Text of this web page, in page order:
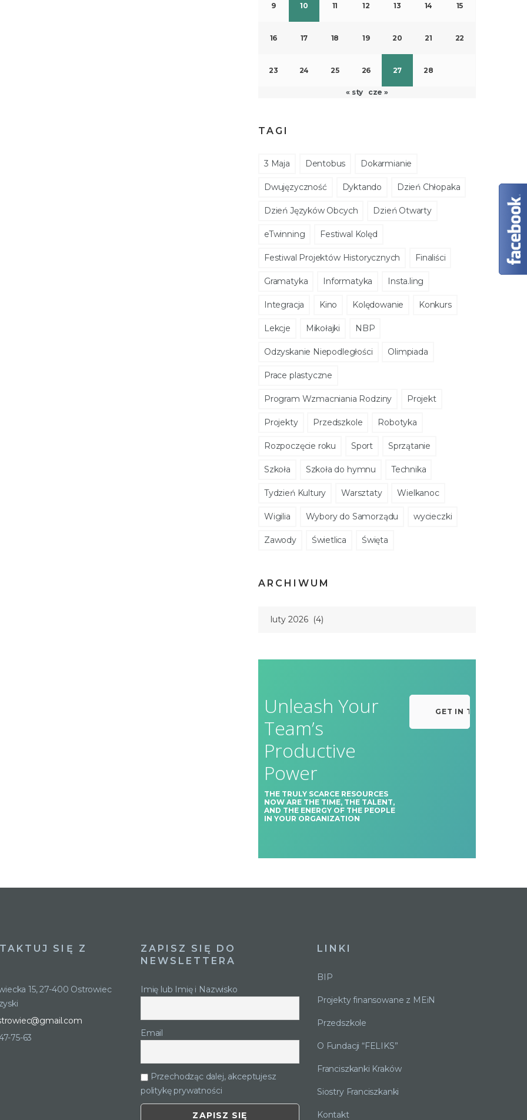
9 10 11 12 13 14 15
16 17 18 19 20 21 22
23 24 25 26 27 28
« sty cze »
TAGI
3 Maja Dentobus Dokarmianie
Dwujęzyczność Dyktando Dzień Chłopaka
Dzień Języków Obcych Dzień Otwarty
eTwinning Festiwal Kolęd
Festiwal Projektów Historycznych Finaliści
Gramatyka Informatyka Insta.ling
Integracja Kino Kolędowanie Konkurs
Lekcje Mikołajki NBP
Odzyskanie Niepodległości Olimpiada
Prace plastyczne
Program Wzmacniania Rodziny Projekt
Projekty Przedszkole Robotyka
Rozpoczęcie roku Sport Sprzątanie
Szkoła Szkoła do hymnu Technika
Tydzień Kultury Warsztaty Wielkanoc
Wigilia Wybory do Samorządu wycieczki
Zawody Świetlica Święta
ARCHIWUM
Unleash Your
Team’s
Productive
Power
THE TRULY SCARCE RESOURCES
NOW ARE THE TIME, THE TALENT,
AND THE ENERGY OF THE PEOPLE
IN YOUR ORGANIZATION
GET IN TOUCH
SIĘ Z
15, 27-400 Ostrowiec
75-63
ZAPISZ SIĘ DO
NEWSLETTERA
Imię lub Imię i Nazwisko
Email
Przechodząc dalej, akceptujesz
politykę prywatności
LINKI
BIP
Projekty finansowane z MEiN
Przedszkole
O Fundacji “FELIKS”
Franciszkanki Kraków
Siostry Franciszkanki
Kontakt